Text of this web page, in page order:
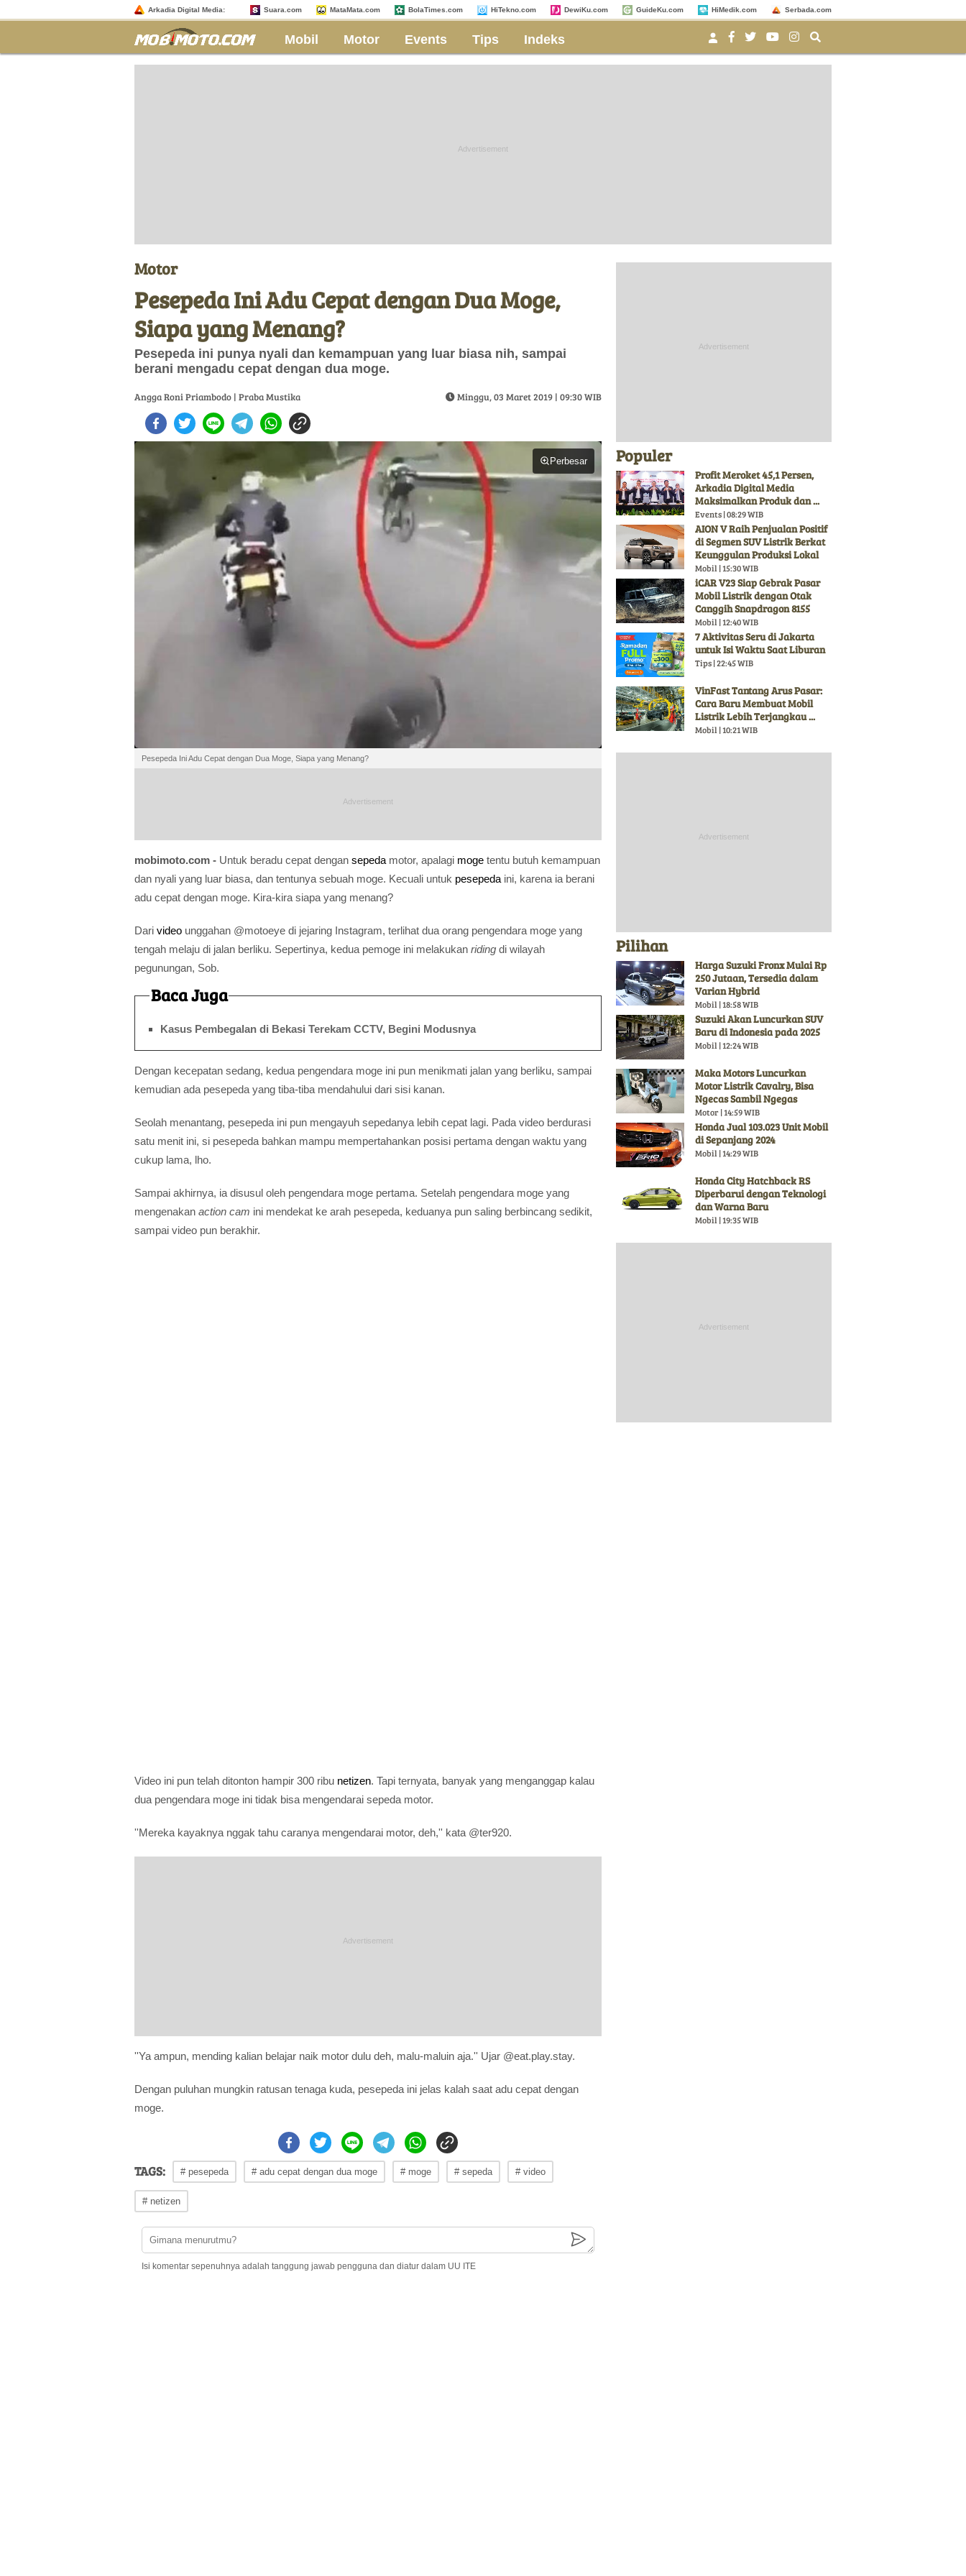
Arkadia Digital Media: Suara.com MataMata.com BolaTimes.com HiTekno.com DewiKu.com GuideKu.com HiMedik.com Serbada.com
Mobil Motor Events Tips Indeks
Motor
Pesepeda Ini Adu Cepat dengan Dua Moge,
Siapa yang Menang?
Pesepeda ini punya nyali dan kemampuan yang luar biasa nih, sampai
berani mengadu cepat dengan dua moge.
Angga Roni Priambodo | Praba Mustika Minggu, 03 Maret 2019 | 09:30 WIB
Perbesar
Pesepeda Ini Adu Cepat dengan Dua Moge, Siapa yang Menang?
mobimoto.com - Untuk beradu cepat dengan sepeda motor, apalagi moge tentu butuh kemampuan
dan nyali yang luar biasa, dan tentunya sebuah moge. Kecuali untuk pesepeda ini, karena ia berani
adu cepat dengan moge. Kira-kira siapa yang menang?
Dari video unggahan @motoeye di jejaring Instagram, terlihat dua orang pengendara moge yang
tengah melaju di jalan berliku. Sepertinya, kedua pemoge ini melakukan riding di wilayah
pegunungan, Sob.
Baca Juga
Kasus Pembegalan di Bekasi Terekam CCTV, Begini Modusnya
Dengan kecepatan sedang, kedua pengendara moge ini pun menikmati jalan yang berliku, sampai
kemudian ada pesepeda yang tiba-tiba mendahului dari sisi kanan.
Seolah menantang, pesepeda ini pun mengayuh sepedanya lebih cepat lagi. Pada video berdurasi
satu menit ini, si pesepeda bahkan mampu mempertahankan posisi pertama dengan waktu yang
cukup lama, lho.
Sampai akhirnya, ia disusul oleh pengendara moge pertama. Setelah pengendara moge yang
mengenakan action cam ini mendekat ke arah pesepeda, keduanya pun saling berbincang sedikit,
sampai video pun berakhir.
Video ini pun telah ditonton hampir 300 ribu netizen. Tapi ternyata, banyak yang menganggap kalau
dua pengendara moge ini tidak bisa mengendarai sepeda motor.
''Mereka kayaknya nggak tahu caranya mengendarai motor, deh,'' kata @ter920.
''Ya ampun, mending kalian belajar naik motor dulu deh, malu-maluin aja.'' Ujar @eat.play.stay.
Dengan puluhan mungkin ratusan tenaga kuda, pesepeda ini jelas kalah saat adu cepat dengan
moge.
TAGS: # pesepeda # adu cepat dengan dua moge # moge # sepeda # video
# netizen
Isi komentar sepenuhnya adalah tanggung jawab pengguna dan diatur dalam UU ITE
Populer
Profit Meroket 45,1 Persen,
Arkadia Digital Media
Maksimalkan Produk dan ...
Events | 08:29 WIB
AION V Raih Penjualan Positif
di Segmen SUV Listrik Berkat
Keunggulan Produksi Lokal
Mobil | 15:30 WIB
iCAR V23 Siap Gebrak Pasar
Mobil Listrik dengan Otak
Canggih Snapdragon 8155
Mobil | 12:40 WIB
7 Aktivitas Seru di Jakarta
untuk Isi Waktu Saat Liburan
Tips | 22:45 WIB
VinFast Tantang Arus Pasar:
Cara Baru Membuat Mobil
Listrik Lebih Terjangkau ...
Mobil | 10:21 WIB
Pilihan
Harga Suzuki Fronx Mulai Rp
250 Jutaan, Tersedia dalam
Varian Hybrid
Mobil | 18:58 WIB
Suzuki Akan Luncurkan SUV
Baru di Indonesia pada 2025
Mobil | 12:24 WIB
Maka Motors Luncurkan
Motor Listrik Cavalry, Bisa
Ngecas Sambil Ngegas
Motor | 14:59 WIB
Honda Jual 103.023 Unit Mobil
di Sepanjang 2024
Mobil | 14:29 WIB
Honda City Hatchback RS
Diperbarui dengan Teknologi
dan Warna Baru
Mobil | 19:35 WIB